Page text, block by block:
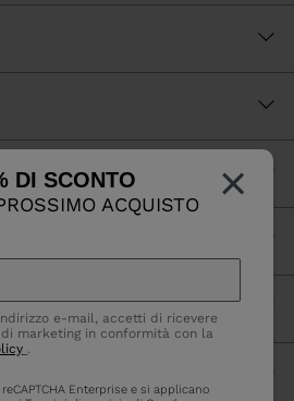
×
DI SCONTO
ACQUISTO
e-mail, accetti di ricevere
marketing in conformità con la
.
Enterprise e si applicano